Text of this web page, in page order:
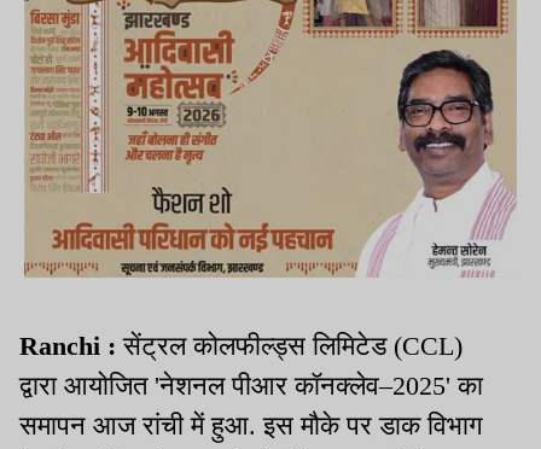
Ranchi : सेंट्रल कोलफील्ड्स लिमिटेड (CCL)
द्वारा आयोजित 'नेशनल पीआर कॉनक्लेव–2025' का
समापन आज रांची में हुआ. इस मौके पर डाक विभाग